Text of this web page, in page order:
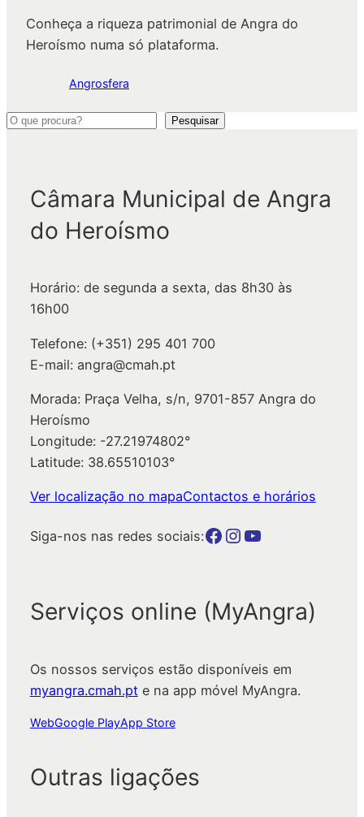
Conheça a riqueza patrimonial de Angra do
Heroísmo numa só plataforma.
Angrosfera
P
Pesquisar
Câmara Municipal de Angra
do Heroísmo
Horário: de segunda a sexta, das 8h30 às
16h00
Telefone: (+351) 295 401 700
E-mail: angra@cmah.pt
Morada: Praça Velha, s/n, 9701-857 Angra do
Heroísmo
Longitude: -27.21974802°
Latitude: 38.65510103°
Ver localização no mapaContactos e horários
Siga-nos nas redes sociais:Botão para a página da autarquia no Facebook Botão para a página da autarquia no Instagram Botão para a página da autarquia no Youtube
Serviços online (MyAngra)
Os nossos serviços estão disponíveis em
myangra.cmah.pt e na app móvel MyAngra.
WebGoogle PlayApp Store
Outras ligações